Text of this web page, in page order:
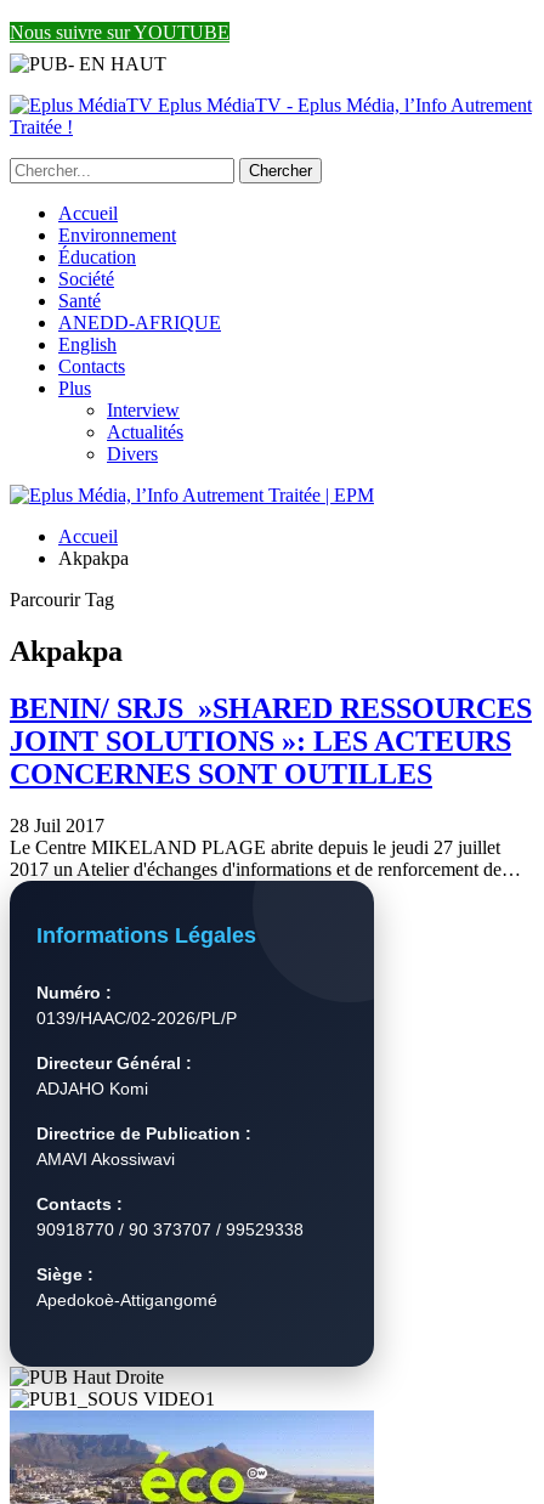
Nous suivre sur YOUTUBE
Eplus MédiaTV - Eplus Média, l’Info Autrement
Traitée !
Accueil
Environnement
Éducation
Société
Santé
ANEDD-AFRIQUE
English
Contacts
Plus
Interview
Actualités
Divers
Accueil
Akpakpa
Parcourir Tag
Akpakpa
BENIN/ SRJS »SHARED RESSOURCES
JOINT SOLUTIONS »: LES ACTEURS
CONCERNES SONT OUTILLES
28 Juil 2017
Le Centre MIKELAND PLAGE abrite depuis le jeudi 27 juillet
2017 un Atelier d'échanges d'informations et de renforcement de…
Informations Légales
Numéro :
0139/HAAC/02-2026/PL/P
Directeur Général :
ADJAHO Komi
Directrice de Publication :
AMAVI Akossiwavi
Contacts :
90918770 / 90 373707 / 99529338
Siège :
Apedokoè-Attigangomé